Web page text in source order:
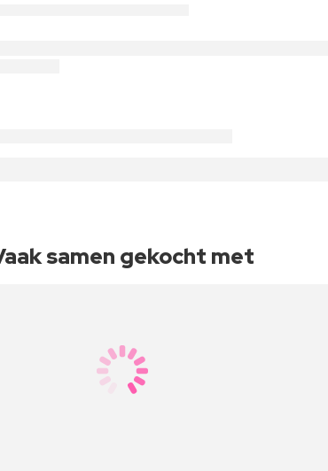
samen gekocht met